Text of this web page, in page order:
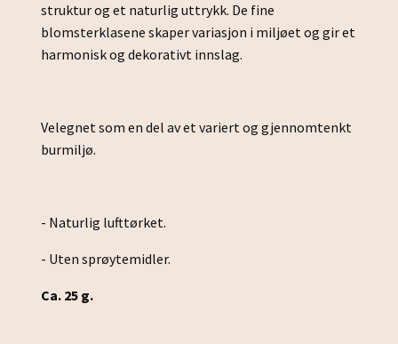
struktur og et naturlig uttrykk. De fine
blomsterklasene skaper variasjon i miljøet og gir et
harmonisk og dekorativt innslag.
Velegnet som en del av et variert og gjennomtenkt
burmiljø.
- Naturlig lufttørket.
- Uten sprøytemidler.
Ca. 25 g.